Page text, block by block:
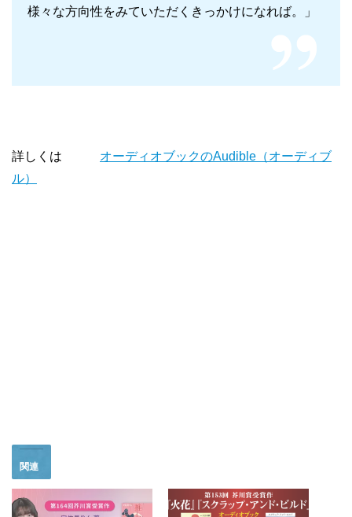
様々な方向性をみていただくきっかけになれば。」
詳しくは オーディオブックのAudible（オーディブ
ル）
関連